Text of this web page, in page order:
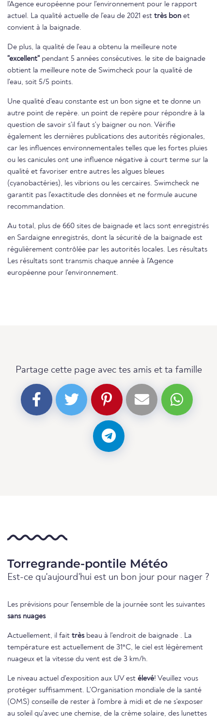
l'Agence européenne pour l'environnement pour le rapport
actuel. La qualité actuelle de l'eau de 2021 est très bon et
convient à la baignade.
De plus, la qualité de l'eau a obtenu la meilleure note
"excellent" pendant 5 années consécutives. le site de baignade
obtient la meilleure note de Swimcheck pour la qualité de
l'eau, soit 5/5 points.
Une qualité d'eau constante est un bon signe et te donne un
autre point de repère. un point de repère pour répondre à la
question de savoir s'il faut s'y baigner ou non. Vérifie
également les dernières publications des autorités régionales,
car les influences environnementales telles que les fortes pluies
ou les canicules ont une influence négative à court terme sur la
qualité et favoriser entre autres les algues bleues
(cyanobactéries), les vibrions ou les cercaires. Swimcheck ne
garantit pas l'exactitude des données et ne formule aucune
recommandation.
Au total, plus de 660 sites de baignade et lacs sont enregistrés
en Sardaigne enregistrés, dont la sécurité de la baignade est
régulièrement contrôlée par les autorités locales. Les résultats
Les résultats sont transmis chaque année à l'Agence
européenne pour l'environnement.
Partage cette page avec tes amis et ta famille
Torregrande-pontile Météo
Est-ce qu'aujourd'hui est un bon jour pour nager ?
Les prévisions pour l'ensemble de la journée sont les suivantes
sans nuages
Actuellement, il fait trèsbeau à l'endroit de baignade . La
température est actuellement de 31°C, le ciel est légèrement
nuageux et la vitesse du vent est de 3 km/h.
Le niveau actuel d'exposition aux UV est élevé! Veuillez vous
protéger suffisamment. L'Organisation mondiale de la santé
(OMS) conseille de rester à l'ombre à midi et de ne s'exposer
au soleil qu'avec une chemise, de la crème solaire, des lunettes